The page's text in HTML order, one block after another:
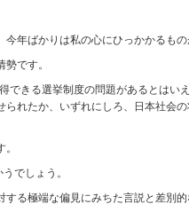
年ばかりは私の心にひっかかるもの
です。
きる選挙制度の問題があるとはい
れたか、いずれにしろ、日本社会
でしょう。
る極端な偏見にみちた言説と差別